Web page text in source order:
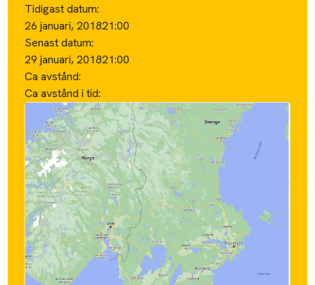
Tidigast datum:
26 januari, 201821:00
Senast datum:
29 januari, 201821:00
Ca avstånd:
Ca avstånd i tid: